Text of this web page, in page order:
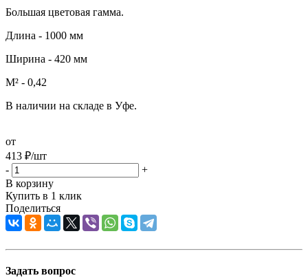
Большая цветовая гамма.
Длина - 1000 мм
Ширина - 420 мм
М² - 0,42
В наличии на складе в Уфе.
от
413 ₽/шт
-
+
В корзину
Купить в 1 клик
Поделиться
Задать вопрос